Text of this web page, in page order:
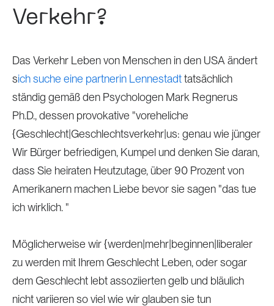
Verkehr?
Das Verkehr Leben von Menschen in den USA ändert
sich suche eine partnerin Lennestadttatsächlich
ständig gemäß den Psychologen Mark Regnerus
Ph.D., dessen provokative "voreheliche
{Geschlecht|Geschlechtsverkehr|us: genau wie jünger
Wir Bürger befriedigen, Kumpel und denken Sie daran,
dass Sie heiraten Heutzutage, über 90 Prozent von
Amerikanern machen Liebe bevor sie sagen "das tue
ich wirklich. "
Möglicherweise wir {werden|mehr|beginnen|liberaler
zu werden mit Ihrem Geschlecht Leben, oder sogar
dem Geschlecht lebt assoziierten gelb und bläulich
nicht variieren so viel wie wir glauben sie tun